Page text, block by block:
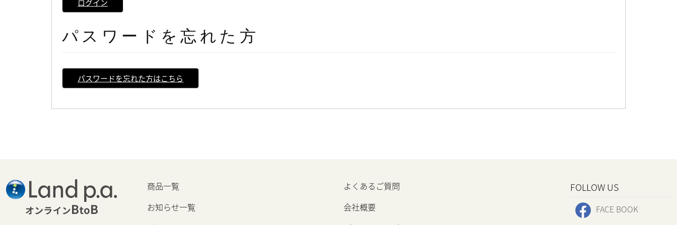
ログイン
パスワードを忘れた方
パスワードを忘れた方はこちら
商品一覧
お知らせ一覧
よくあるご質問
会社概要
FOLLOW US
FACE BOOK